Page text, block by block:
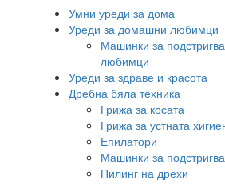
Умни уреди за дома
Уреди за домашни любимци
Машинки за
любимци
Уреди за здраве и красота
Дребна бяла техника
Грижа за косата
Грижа за устната
Епилатори
Машинки за
Пилинг на дрехи